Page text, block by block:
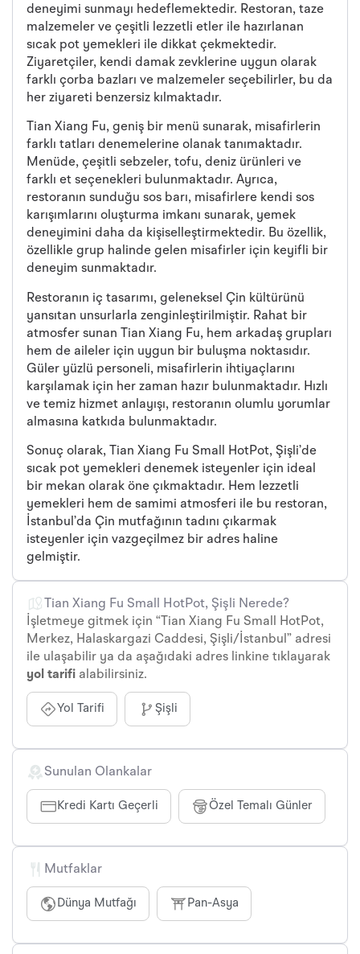
deneyimi sunmayı hedeflemektedir. Restoran, taze
malzemeler ve çeşitli lezzetli etler ile hazırlanan
sıcak pot yemekleri ile dikkat çekmektedir.
Ziyaretçiler, kendi damak zevklerine uygun olarak
farklı çorba bazları ve malzemeler seçebilirler, bu da
her ziyareti benzersiz kılmaktadır.
Tian Xiang Fu, geniş bir menü sunarak, misafirlerin
farklı tatları denemelerine olanak tanımaktadır.
Menüde, çeşitli sebzeler, tofu, deniz ürünleri ve
farklı et seçenekleri bulunmaktadır. Ayrıca,
restoranın sunduğu sos barı, misafirlere kendi sos
karışımlarını oluşturma imkanı sunarak, yemek
deneyimini daha da kişiselleştirmektedir. Bu özellik,
özellikle grup halinde gelen misafirler için keyifli bir
deneyim sunmaktadır.
Restoranın iç tasarımı, geleneksel Çin kültürünü
yansıtan unsurlarla zenginleştirilmiştir. Rahat bir
atmosfer sunan Tian Xiang Fu, hem arkadaş grupları
hem de aileler için uygun bir buluşma noktasıdır.
Güler yüzlü personeli, misafirlerin ihtiyaçlarını
karşılamak için her zaman hazır bulunmaktadır. Hızlı
ve temiz hizmet anlayışı, restoranın olumlu yorumlar
almasına katkıda bulunmaktadır.
Sonuç olarak, Tian Xiang Fu Small HotPot, Şişli’de
sıcak pot yemekleri denemek isteyenler için ideal
bir mekan olarak öne çıkmaktadır. Hem lezzetli
yemekleri hem de samimi atmosferi ile bu restoran,
İstanbul’da Çin mutfağının tadını çıkarmak
isteyenler için vazgeçilmez bir adres haline
gelmiştir.
Tian Xiang Fu Small HotPot, Şişli Nerede?
İşletmeye gitmek için “Tian Xiang Fu Small HotPot,
Merkez, Halaskargazi Caddesi, Şişli/İstanbul” adresi
ile ulaşabilir ya da aşağıdaki adres linkine tıklayarak
yol tarifi alabilirsiniz.
Yol Tarifi Şişli
Sunulan Olankalar
Kredi Kartı Geçerli Özel Temalı Günler
Mutfaklar
Dünya Mutfağı Pan-Asya